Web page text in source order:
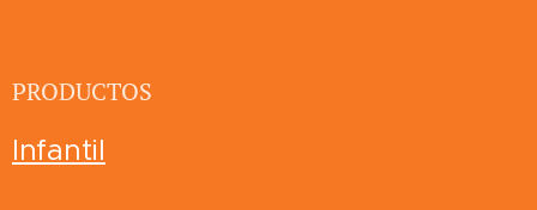
PRODUCTOS
Infantil